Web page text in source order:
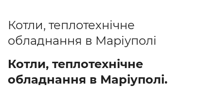
Котли, теплотехнічне
обладнання в Маріуполі
Котли, теплотехнічне
обладнання в Маріуполі.